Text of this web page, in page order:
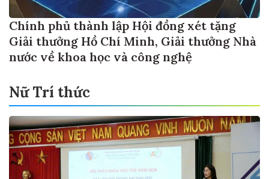
Chính phủ thành lập Hội đồng xét tặng
Giải thưởng Hồ Chí Minh, Giải thưởng Nhà
nước về khoa học và công nghệ
Nữ Trí thức